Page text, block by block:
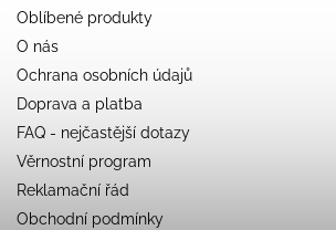
Oblíbené produkty
O nás
Ochrana osobních údajů
Doprava a platba
FAQ - nejčastější dotazy
Věrnostní program
Reklamační řád
Obchodní podmínky